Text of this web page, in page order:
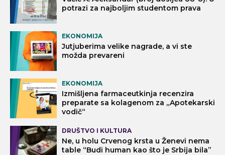
potrazi za najboljim studentom prava
EKONOMIJA
Jutjuberima velike nagrade, a vi ste
možda prevareni
EKONOMIJA
Izmišljena farmaceutkinja recenzira
preparate sa kolagenom za „Apotekarski
vodič“
DRUŠTVO I KULTURA
Ne, u holu Crvenog krsta u Ženevi nema
table “Budi human kao što je Srbija bila”